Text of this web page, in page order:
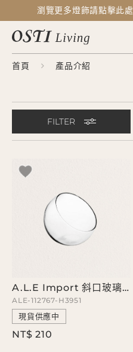
瀏覽更多燈飾請點擊
瀏覽更多燈飾請點擊此
首頁 產品介紹
FILTER
A.L.E Import 斜口玻璃器皿
ALE-112767-H3951
現貨供應中
NT$ 210